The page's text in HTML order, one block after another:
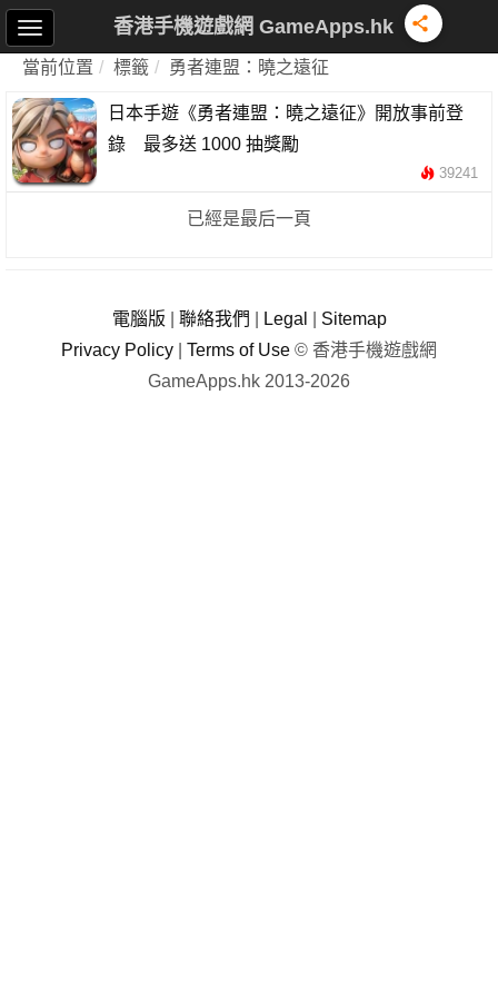
香港手機遊戲網 GameApps.hk
當前位置 標籤 勇者連盟：曉之遠征
日本手遊《勇者連盟：曉之遠征》開放事前登
錄 最多送 1000 抽獎勵
39241
已經是最后一頁
電腦版 聯絡我們 Legal
Sitemap
Privacy Policy
Terms of Use © 香港手機遊戲網
GameApps.hk 2013-2026